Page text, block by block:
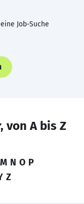
Job-Suche
von A bis Z
M N O P
Z